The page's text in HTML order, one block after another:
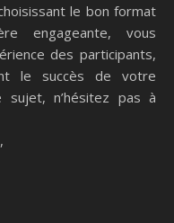
le bon format
engageante, vous
des participants,
le succès de votre
sujet, n’hésitez pas à
,